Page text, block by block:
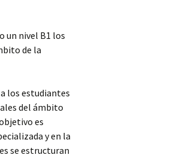
un nivel B1 los
de la
los estudiantes
del ámbito
es
y en la
se estructuran